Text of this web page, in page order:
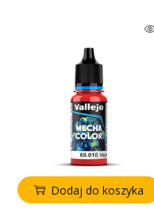
Dodaj do koszyka